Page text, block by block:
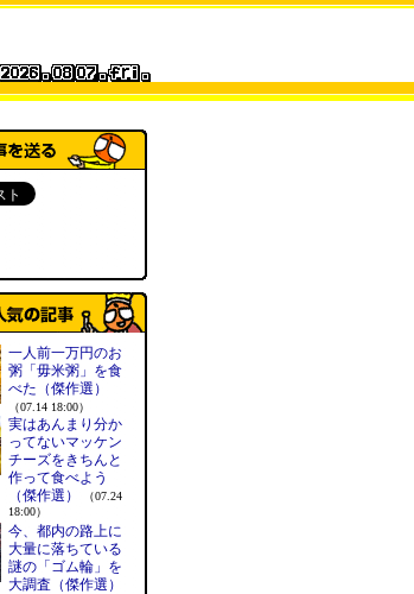
一人前一万円のお
粥「毋米粥」を食
べた（傑作選）
（07.14 18:00）
実はあんまり分か
ってないマッケン
チーズをきちんと
作って食べよう
（傑作選）
（07.24
18:00）
今、都内の路上に
大量に落ちている
謎の「ゴム輪」を
大調査（傑作選）